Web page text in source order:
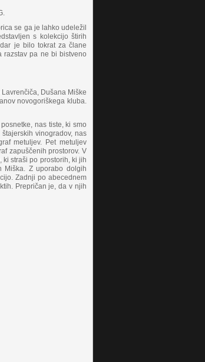
se ga je lahko udeležil
s kolekcijo štirih
je bilo tokrat za člane
razstav pa ne bi bistveno
Dušana Miške
novogoriškega kluba.
nas tiste, ki smo
vinogradov, nas
metuljev. Pet metuljev
zapuščenih prostorov. V
straši po prostorih, ki jih
Miška. Z uporabo dolgih
Zadnji po abecednem
Prepričan je, da v njih